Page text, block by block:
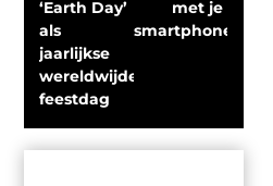
‘Earth Day’
als
jaarlijkse
wereldwijde
feestdag
met je
smartphone